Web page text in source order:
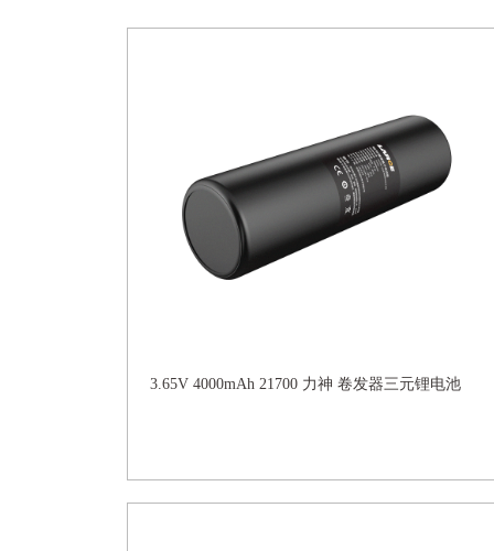
3.65V 4000mAh 21700 力神 卷发器三元锂电池